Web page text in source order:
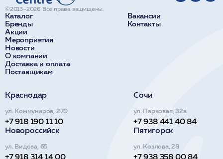
Каталог
Бренды
Акции
Мероприятия
Новости
О компании
Доставка и оплата
Поставщикам
Вакансии
Контакты
©2013–2026 Все права защищены.
Краснодар
ул. Коммунаров, 270
+7 918 190 11 10
Сочи
ул. Парковая, 32а
+7 938 441 40 84
Новороссийск
ул. Видова, 65
+7 918 314 14 00
Пятигорск
ул. Козлова, 28
+7 938 358 00 84